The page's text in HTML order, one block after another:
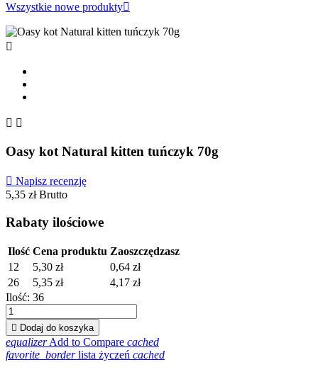
Wszystkie nowe produkty

 
Oasy kot Natural kitten tuńczyk 70g
 Napisz recenzję
5,35 złBrutto
Rabaty ilościowe
Ilość Cena produktu Zaoszczędzasz
12
5,30 zł
0,64 zł
26
5,35 zł
4,17 zł
Ilość: 36
 Dodaj do koszyka
equalizer Add to Compare cached
favorite_border lista życzeń cached